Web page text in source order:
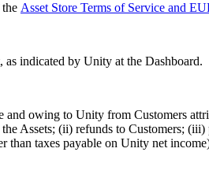
Asset Store Terms of Service and
indicated by Unity at the Dashboard.
owing to Unity from Customers
Assets; (ii) refunds to Customers;
than taxes payable on Unity net